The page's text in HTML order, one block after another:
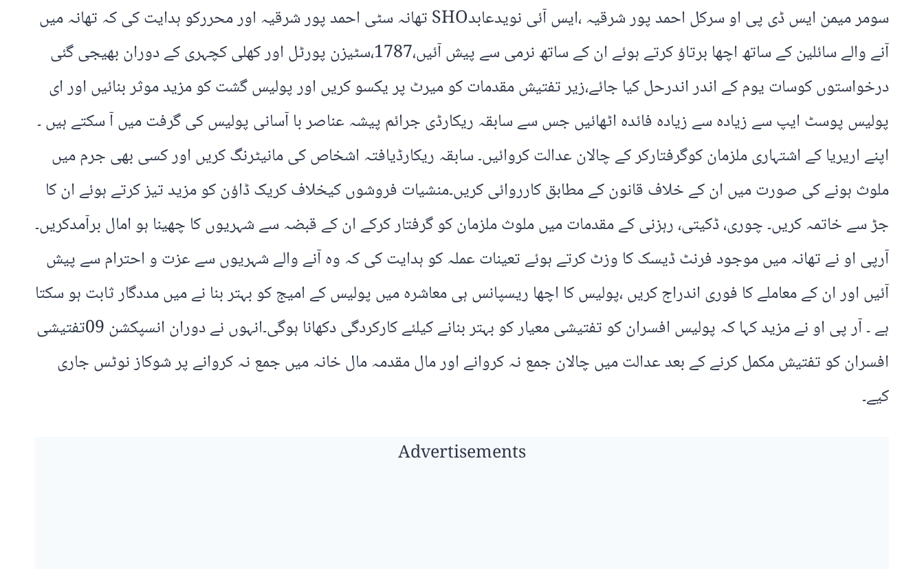
سومر میمن ایس ڈی پی او سرکل احمد پور شرقیہ ،ایس آئی نویدعابدSHO تھانہ سٹی احمد پور شرقیہ اور محررکو ہدایت کی کہ تھانہ میں
آنے والے سائلین کے ساتھ اچھا برتاؤ کرتے ہوئے ان کے ساتھ نرمی سے پیش آئیں،1787،سٹیزن پورٹل اور کھلی کچہری کے دوران بھیجی گئی
درخواستوں کوسات یوم کے اندر اندرحل کیا جائے،زیر تفتیش مقدمات کو میرٹ پر یکسو کریں اور پولیس گشت کو مزید موثر بنائیں اور ای
پولیس پوسٹ ایپ سے زیادہ سے زیادہ فائدہ اٹھائیں جس سے سابقہ ریکارڈی جرائم پیشہ عناصر با آسانی پولیس کی گرفت میں آ سکتے ہیں ۔
اپنے اریریا کے اشتہاری ملزمان کوگرفتارکر کے چالان عدالت کروائیں۔ سابقہ ریکارڈیافتہ اشخاص کی مانیٹرنگ کریں اور کسی بھی جرم میں
ملوث ہونے کی صورت میں ان کے خلاف قانون کے مطابق کارروائی کریں۔منشیات فروشوں کیخلاف کریک ڈاؤن کو مزید تیز کرتے ہوئے ان کا
جڑ سے خاتمہ کریں۔ چوری، ڈکیتی، رہزنی کے مقدمات میں ملوث ملزمان کو گرفتار کرکے ان کے قبضہ سے شہریوں کا چھینا ہو امال برآمدکریں۔
آرپی او نے تھانہ میں موجود فرنٹ ڈیسک کا وزٹ کرتے ہوئے تعینات عملہ کو ہدایت کی کہ وہ آنے والے شہریوں سے عزت و احترام سے پیش
آئیں اور ان کے معاملے کا فوری اندراج کریں ،پولیس کا اچھا ریسپانس ہی معاشرہ میں پولیس کے امیج کو بہتر بنا نے میں مددگار ثابت ہو سکتا
ہے ۔ آر پی او نے مزید کہا کہ پولیس افسران کو تفتیشی معیار کو بہتر بنانے کیلئے کارکردگی دکھانا ہوگی۔انہوں نے دوران انسپکشن 09تفتیشی
افسران کو تفتیش مکمل کرنے کے بعد عدالت میں چالان جمع نہ کروانے اور مال مقدمہ مال خانہ میں جمع نہ کروانے پر شوکاز نوٹس جاری
کیے۔
Advertisements